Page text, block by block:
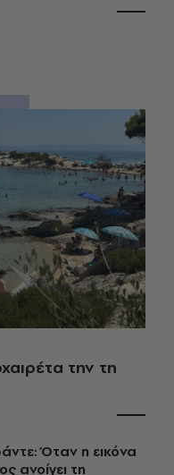
την τη
Όταν η εικόνα
ανοίγει τη